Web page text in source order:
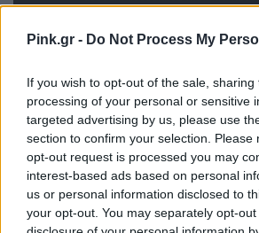
Pink.gr - Do Not Process My
If you wish to opt-out of the sale,
processing of your personal or sensitive
targeted advertising by us, please use
section to confirm your selection. Please
opt-out request is processed you may
interest-based ads based on personal
us or personal information disclosed to
your opt-out. You may separately opt-
[ΠΗΓΗ]
ΔΙΑΦΗΜΙΣΗ